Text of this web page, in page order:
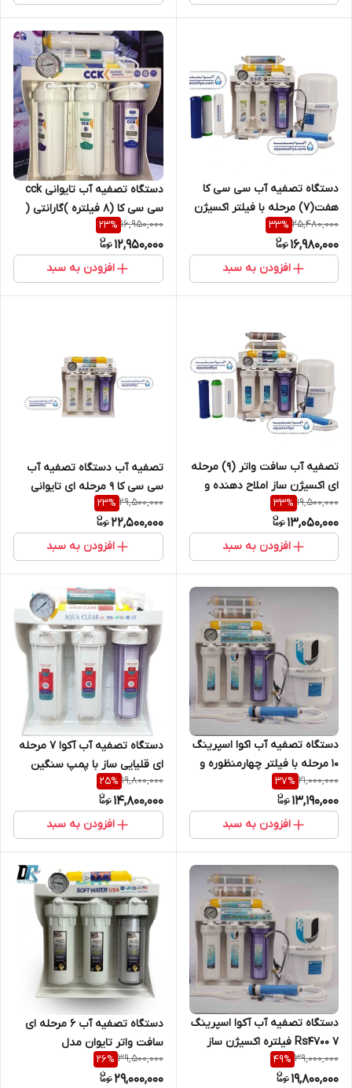
دستگاه تصفيه آب سى سى كا
هفت(٧) مرحله با فيلتر اكسيژن
ساز (تسويه تسفيه تصويه)
25,480,000
33%
16,980,000
افزودن به سبد
دستگاه تصفیه آب تایوانی cck
سی سی کا (8 فیلتره )گارانتی (
تسفیه تسویه تصویه)
16,950,000
23%
12,950,000
افزودن به سبد
تصفیه آب سافت واتر (9) مرحله
ای اکسیژن ساز املاح دهنده و
قلیایی تسویه آب تسفیه آب
تصویه آب
19,500,000
33%
13,050,000
افزودن به سبد
تصفیه آب دستگاه تصفیه آب
سی سی کا 9 مرحله ای تایوانی
املاح دهنده تسویه تسفیه
29,500,000
23%
22,500,000
افزودن به سبد
دستگاه تصفیه آب اکوا اسپرینگ
10 مرحله با فیلتر چهارمنظوره و
اکسیژن ساز و پمپ تایوانی(اب
شیرین کن تسویه آب تسفیه آب
21,000,000
37%
13,190,000
افزودن به سبد
دستگاه تصفیه آب آکوا ۷ مرحله
ای قلیایی ساز با پمپ سنگین
19,800,000
25%
14,800,000
افزودن به سبد
دستگاه تصفیه آب آکوا اسپرینگ
Rs4700 7 فیلتره اکسیژن ساز
39,000,000
49%
19,800,000
دستگاه تصفیه آب 6 مرحله ای
سافت واتر تایوان مدل
SW6SFT225
39,500,000
26%
29,000,000